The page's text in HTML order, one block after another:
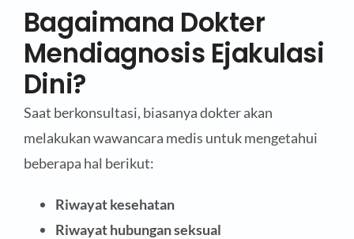
Bagaimana Dokter
Mendiagnosis Ejakulasi
Dini?
Saat berkonsultasi, biasanya dokter akan
melakukan wawancara medis untuk mengetahui
beberapa hal berikut:
Riwayat kesehatan
Riwayat hubungan seksual